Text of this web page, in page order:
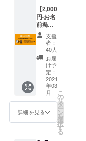
多くの人の
胸を打つ事
になるよ
う、私たち
は願い、そ
れに向かい
前進してい
が届き
ます。
【2,000
円-お名
前掲示
プラ
ン-】 -
リター
ン内容-
ご支援
頂きま
した証
を刻み
ます。
・パト
ロン様
のお名
前を
支援
者：
40人
お届
け予
定：
2021
年03
月
詳細を見る
こ
の
リ
タ
ー
ン
を
選
択
す
る